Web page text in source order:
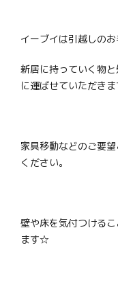
イーブイは引越しの
新居に持っていく物
に運ばせていただき
家具移動などのご要
ください。
壁や床を気付つける
ます☆